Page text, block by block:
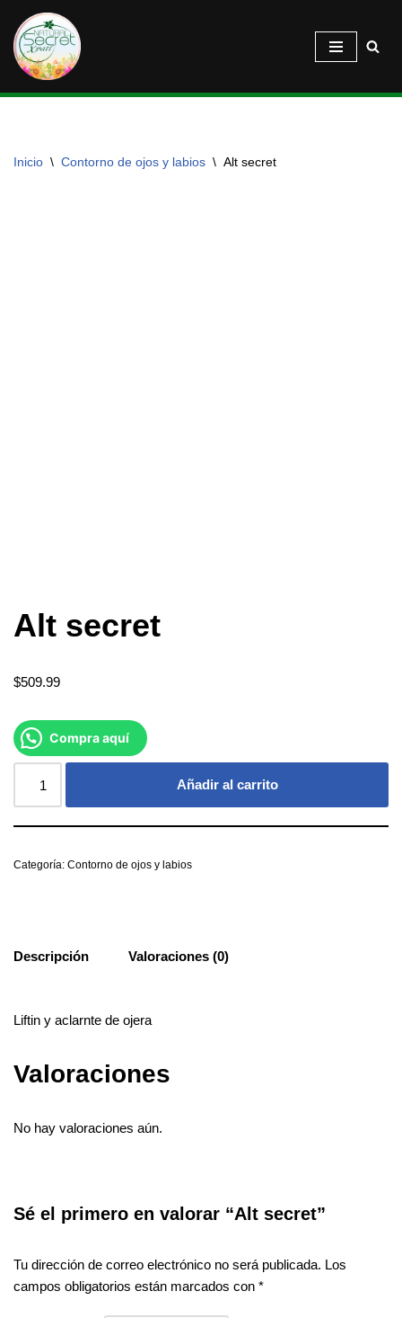
Saltar
al
contenido
Inicio \ Contorno de ojos y labios \ Alt secret
Alt secret
$509.99
Compra aquí
Añadir al carrito
Categoría: Contorno de ojos y labios
Descripción Valoraciones (0)
Liftin y aclarnte de ojera
Valoraciones
No hay valoraciones aún.
Sé el primero en valorar “Alt secret”
Tu dirección de correo electrónico no será publicada. Los
campos obligatorios están marcados con *